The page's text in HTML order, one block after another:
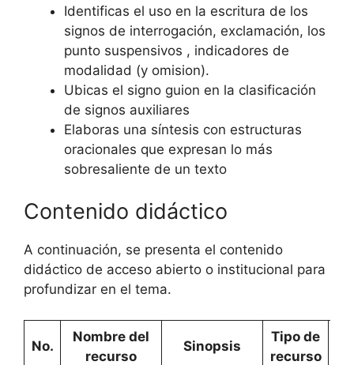
Identificas el uso en la escritura de los
signos de interrogación, exclamación, los
punto suspensivos , indicadores de
modalidad (y omision).
Ubicas el signo guion en la clasificación
de signos auxiliares
Elaboras una síntesis con estructuras
oracionales que expresan lo más
sobresaliente de un texto
Contenido didáctico
A continuación, se presenta el contenido
didáctico de acceso abierto o institucional para
profundizar en el tema.
No.
Nombre del
recurso
Sinopsis
Tipo de
recurso